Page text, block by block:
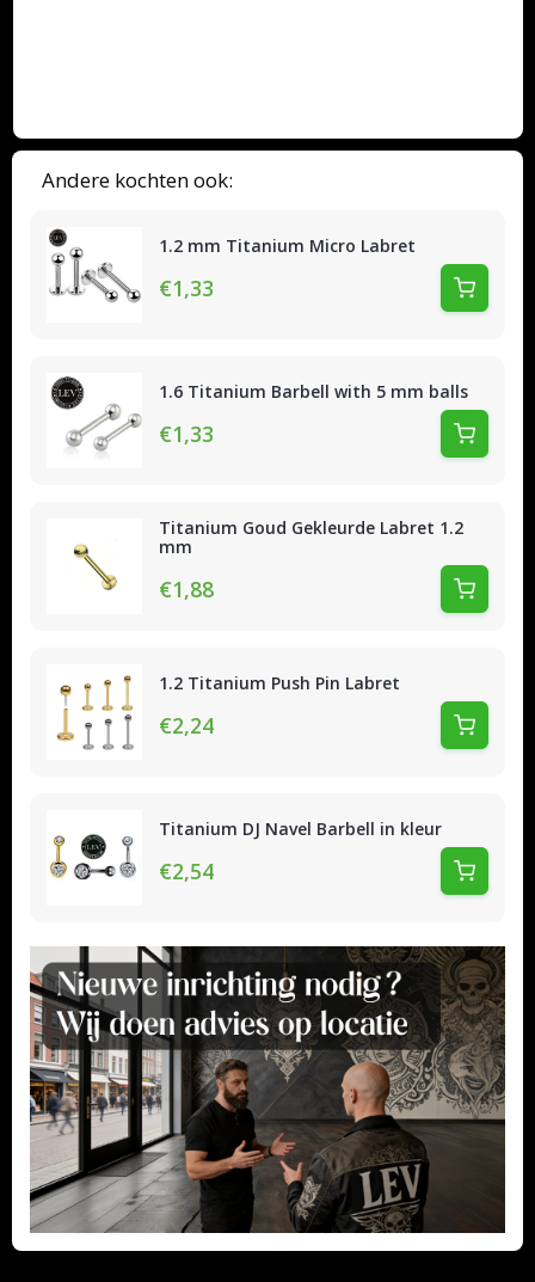
Andere kochten ook:
1.2 mm Titanium Micro Labret
€1,33
1.6 Titanium Barbell with 5 mm balls
€1,33
Titanium Goud Gekleurde Labret 1.2
mm
€1,88
1.2 Titanium Push Pin Labret
€2,24
Titanium DJ Navel Barbell in kleur
€2,54